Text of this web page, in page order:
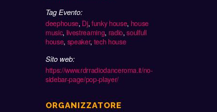
Tag Evento:
deephouse, Dj, funky house, house
music, livestreaming, radio,soulfull
house, speaker, tech house
Sito web:
https://www.rdrradiodanceroma.it/no-
sidebar-page/pop-player/
ORGANIZZATORE